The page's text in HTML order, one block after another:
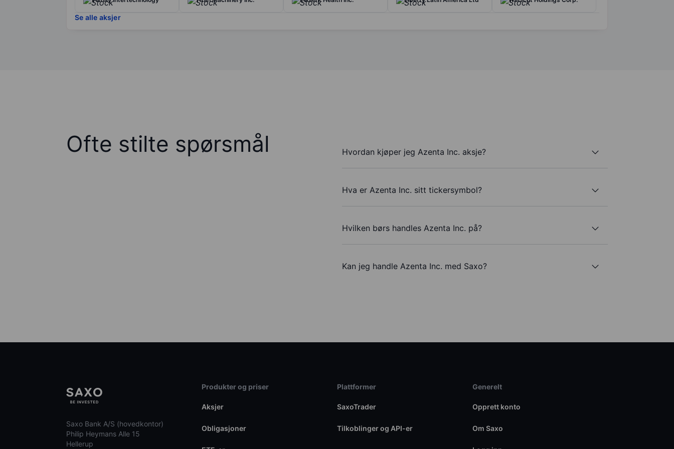
Se alle aksjer
Ofte stilte spørsmål Hvordan kjøper jeg Azenta Inc. aksje?
Hva er Azenta Inc. sitt tickersymbol?
Hvilken børs handles Azenta Inc. på?
Kan jeg handle Azenta Inc. med Saxo?
Saxo Bank A/S (hovedkontor)
Philip Heymans Alle 15
Hellerup
Produkter og priser
Aksjer
Obligasjoner
Plattformer
SaxoTrader
Tilkoblinger og API-er
Generelt
Opprett konto
Om Saxo